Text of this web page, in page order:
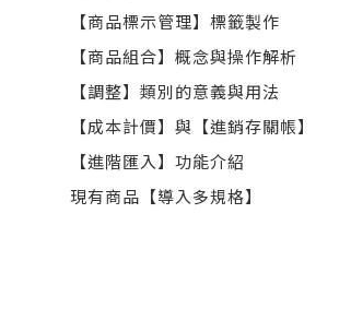
【商品標示管理】標籤製作
【商品組合】概念與操作解析
【調整】類別的意義與用法
【成本計價】與【進銷存關帳】
【進階匯入】功能介紹
現有商品【導入多規格】